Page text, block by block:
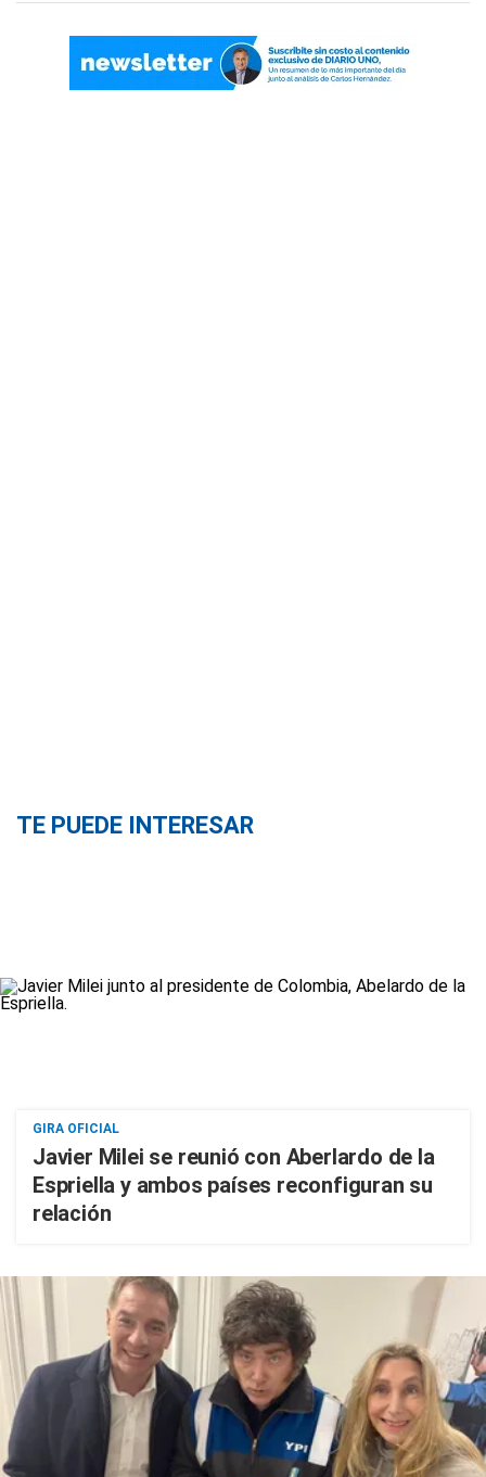
TE PUEDE INTERESAR
GIRA OFICIAL
Javier Milei se reunió con Aberlardo de la
Espriella y ambos países reconfiguran su
relación